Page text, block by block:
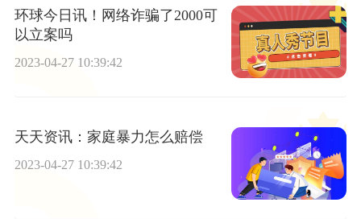
环球今日讯！网络诈骗了2000可
以立案吗
2023-04-27 10:39:42
天天资讯：家庭暴力怎么赔偿
2023-04-27 10:39:42